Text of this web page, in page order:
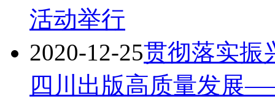
活动举行
2020-12-25贯彻落实振
四川出版高质量发展